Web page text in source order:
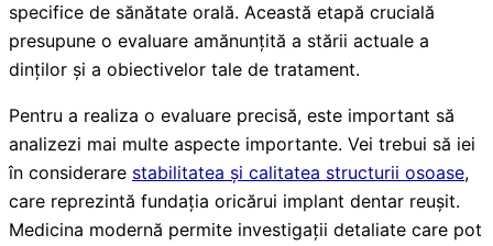
specifice de sănătate orală. Această etapă crucială
presupune o evaluare amănunțită a stării actuale a
dinților și a obiectivelor tale de tratament.
Pentru a realiza o evaluare precisă, este important să
analizezi mai multe aspecte importante. Vei trebui să iei
în considerare stabilitatea și calitatea structurii osoase,
care reprezintă fundația oricărui implant dentar reușit.
Medicina modernă permite investigații detaliate care pot